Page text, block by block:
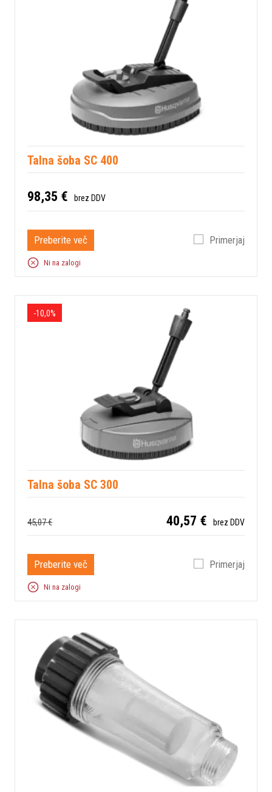
Talna šoba SC 400
98,35 € brez DDV
Preberite več Primerjaj
Ni na zalogi
-10,0%
Talna šoba SC 300
45,07 € 40,57 € brez DDV
Preberite več Primerjaj
Ni na zalogi